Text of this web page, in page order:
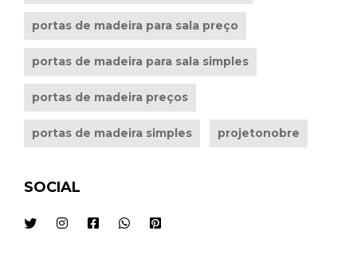
portas de madeira para sala preço
portas de madeira para sala simples
portas de madeira preços
portas de madeira simples projetonobre
SOCIAL